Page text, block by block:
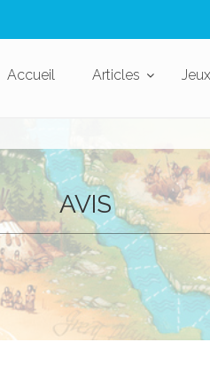
Accueil Articles Jeux
AVIS